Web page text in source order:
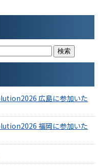
広島に参加いた
福岡に参加いた